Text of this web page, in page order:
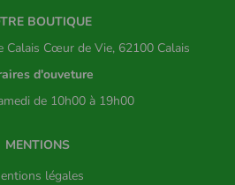
BOUTIQUE
Calais Cœur de Vie, 62100 Calais
d'ouveture
de 10h00 à 19h00
MENTIONS
légales